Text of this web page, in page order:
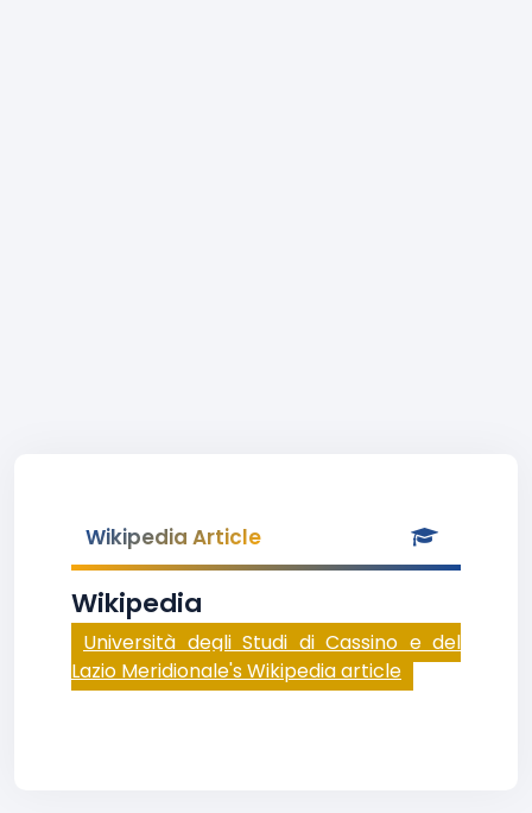
Wikipedia Article
Wikipedia
Università degli Studi di Cassino e del
Lazio Meridionale's Wikipedia article